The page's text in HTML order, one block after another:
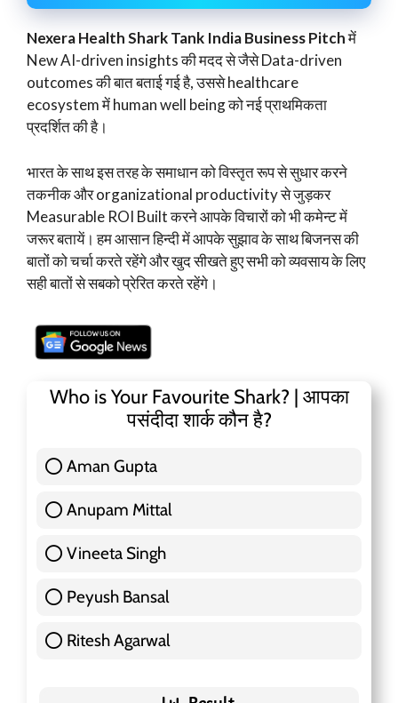
Nexera Health Shark Tank India Business Pitchमें
New AI-driven insights की मदद से जैसे Data-driven
outcomes की बात बताई गई है, उससे healthcare
ecosystem में human well being को नई प्राथमिकता
प्रदर्शित की है।
भारत के साथ इस तरह के समाधान को विस्तृत रूप से सुधार करने
तकनीक और organizational productivity से जुड़कर
Measurable ROI Built करने आपके विचारों को भी कमेन्ट में
जरूर बतायें। हम आसान हिन्दी में आपके सुझाव के साथ बिजनस की
बातों को चर्चा करते रहेंगे और खुद सीखते हुए सभी को व्यवसाय के लिए
सही बातों से सबको प्रेरित करते रहेंगे।
Who is Your Favourite Shark? | आपका
पसंदीदा शार्क कौन है?
Aman Gupta
Anupam Mittal
Vineeta Singh
Peyush Bansal
Ritesh Agarwal